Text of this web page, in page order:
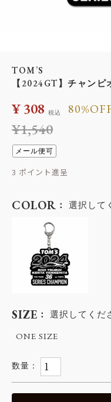
TOM’S
【2024GT】チャン
¥1,540
¥308 税込
メール便可
3
SIZE 選択してくだ
ONE SIZE
COLOR 選択して